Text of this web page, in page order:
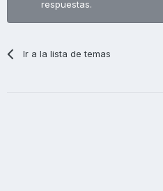
respuestas.
Ir a la lista de temas